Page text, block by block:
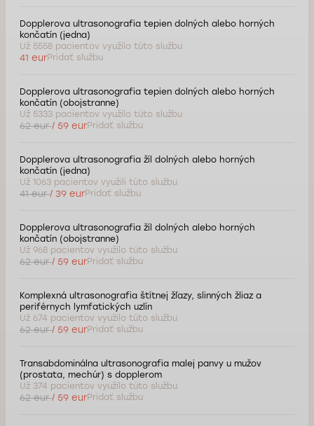
Dopplerova ultrasonografia tepien dolných alebo horných
končatín (jedna)
Už 5558 pacientov využilo túto službu
41 eurPridať službu
Dopplerova ultrasonografia tepien dolných alebo horných
končatín (obojstranne)
Už 5333 pacientov využilo túto službu
62 eur/ 59 eurPridať službu
Dopplerova ultrasonografia žíl dolných alebo horných
končatín (jedna)
Už 1063 pacientov využili túto službu
41 eur/ 39 eurPridať službu
Dopplerova ultrasonografia žíl dolných alebo horných
končatín (obojstranne)
Už 968 pacientov využilo túto službu
62 eur/ 59 eurPridať službu
Komplexná ultrasonografia štítnej žľazy, slinných žliaz a
periférnych lymfatických uzlín
Už 674 pacientov využilo túto službu
62 eur/ 59 eurPridať službu
Transabdominálna ultrasonografia malej panvy u mužov
(prostata, mechúr) s dopplerom
Už 374 pacientov využilo túto službu
62 eur/ 59 eurPridať službu